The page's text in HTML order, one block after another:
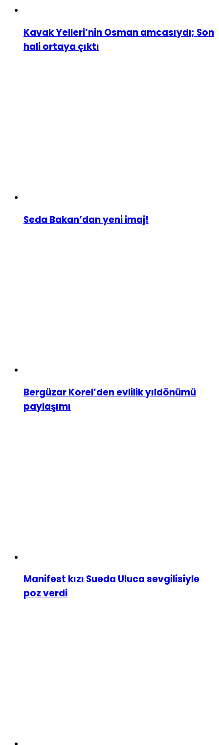
Kavak Yelleri’nin Osman amcasıydı; Son
hali ortaya çıktı
Seda Bakan’dan yeni imaj!
Bergüzar Korel’den evlilik yıldönümü
paylaşımı
Manifest kızı Sueda Uluca sevgilisiyle
poz verdi